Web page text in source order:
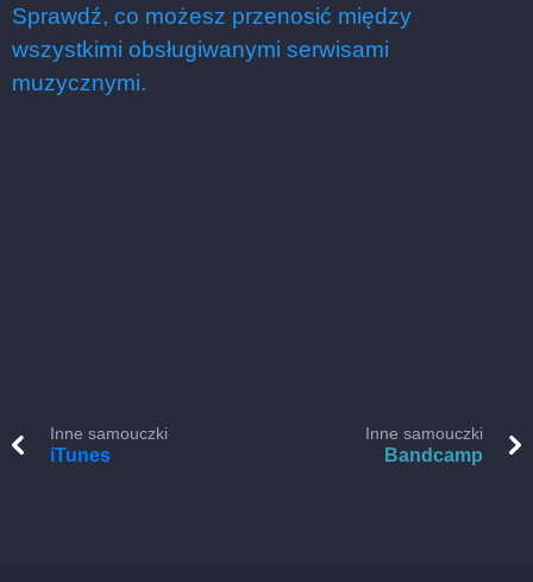
Sprawdź, co możesz przenosić między
wszystkimi obsługiwanymi serwisami
muzycznymi.
Inne samouczki
iTunes
Inne samouczki
Bandcamp